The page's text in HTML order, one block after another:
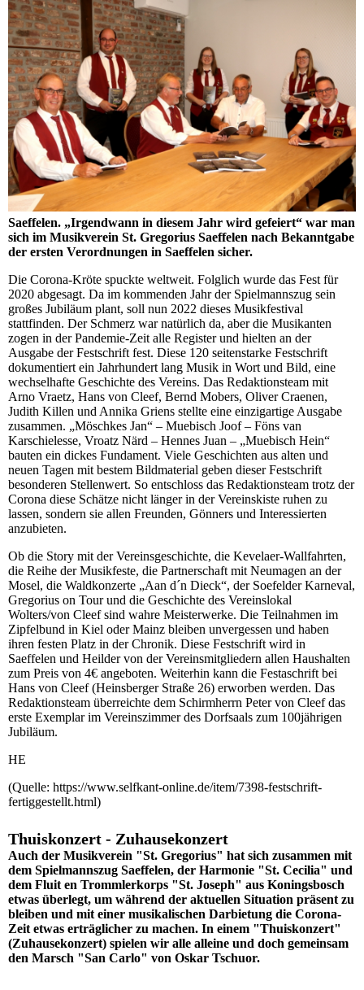
Saeffelen. „Irgendwann in diesem Jahr wird gefeiert“ war man
sich im Musikverein St. Gregorius Saeffelen nach Bekanntgabe
der ersten Verordnungen in Saeffelen sicher.
Die Corona-Kröte spuckte weltweit. Folglich wurde das Fest für
2020 abgesagt. Da im kommenden Jahr der Spielmannszug sein
großes Jubiläum plant, soll nun 2022 dieses Musikfestival
stattfinden. Der Schmerz war natürlich da, aber die Musikanten
zogen in der Pandemie-Zeit alle Register und hielten an der
Ausgabe der Festschrift fest. Diese 120 seitenstarke Festschrift
dokumentiert ein Jahrhundert lang Musik in Wort und Bild, eine
wechselhafte Geschichte des Vereins. Das Redaktionsteam mit
Arno Vraetz, Hans von Cleef, Bernd Mobers, Oliver Craenen,
Judith Killen und Annika Griens stellte eine einzigartige Ausgabe
zusammen. „Möschkes Jan“ – Muebisch Joof – Föns van
Karschielesse, Vroatz Närd – Hennes Juan – „Muebisch Hein“
bauten ein dickes Fundament. Viele Geschichten aus alten und
neuen Tagen mit bestem Bildmaterial geben dieser Festschrift
besonderen Stellenwert. So entschloss das Redaktionsteam trotz der
Corona diese Schätze nicht länger in der Vereinskiste ruhen zu
lassen, sondern sie allen Freunden, Gönners und Interessierten
anzubieten.
Ob die Story mit der Vereinsgeschichte, die Kevelaer-Wallfahrten,
die Reihe der Musikfeste, die Partnerschaft mit Neumagen an der
Mosel, die Waldkonzerte „Aan d´n Dieck“, der Soefelder Karneval,
Gregorius on Tour und die Geschichte des Vereinslokal
Wolters/von Cleef sind wahre Meisterwerke. Die Teilnahmen im
Zipfelbund in Kiel oder Mainz bleiben unvergessen und haben
ihren festen Platz in der Chronik. Diese Festschrift wird in
Saeffelen und Heilder von der Vereinsmitgliedern allen Haushalten
zum Preis von 4€ angeboten. Weiterhin kann die Festaschrift bei
Hans von Cleef (Heinsberger Straße 26) erworben werden. Das
Redaktionsteam überreichte dem Schirmherrn Peter von Cleef das
erste Exemplar im Vereinszimmer des Dorfsaals zum 100jährigen
Jubiläum.
HE
(Quelle: https://www.selfkant-online.de/item/7398-festschrift-
fertiggestellt.html)
Thuiskonzert - Zuhausekonzert
Auch der Musikverein "St. Gregorius" hat sich zusammen mit
dem Spielmannszug Saeffelen, der Harmonie "St. Cecilia" und
dem Fluit en Trommlerkorps "St. Joseph" aus Koningsbosch
etwas überlegt, um während der aktuellen Situation präsent zu
bleiben und mit einer musikalischen Darbietung die Corona-
Zeit etwas erträglicher zu machen. In einem "Thuiskonzert"
(Zuhausekonzert) spielen wir alle alleine und doch gemeinsam
den Marsch "San Carlo" von Oskar Tschuor.